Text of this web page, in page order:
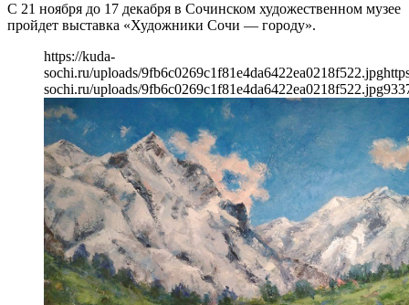
С 21 ноября до 17 декабря в Сочинском художественном музее
пройдет выставка «Художники Сочи — городу».
https://kuda-
sochi.ru/uploads/9fb6c0269c1f81e4da6422ea0218f522.jpg
sochi.ru/uploads/9fb6c0269c1f81e4da6422ea0218f522.jpg933